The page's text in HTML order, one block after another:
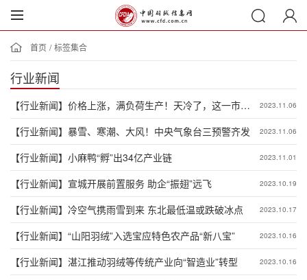
首页 / 标签集合
行业新闻
【行业新闻】 价格上涨，满负荷生产！天冷了，这一市场
太“热”了！
2023.11.06
【行业新闻】 暴雪、寒潮、大风！中央气象台三预警齐发 2023.11.06
【行业新闻】 小麻鸭“孵”出34亿产业链 2023.11.01
【行业新闻】 宣城开展前置服务 助企“振翅”远飞 2023.10.19
【行业新闻】 冷空气携雨雪到来 东北最低温或跌破冰点 2023.10.17
【行业新闻】 “山阳羽绒”入选宝应特色农产品“新八宝” 2023.10.16
【行业新闻】 湛江推动羽绒等传统产业向“智造业”转型 2023.10.16